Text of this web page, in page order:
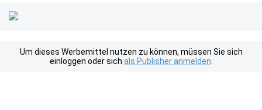
Um dieses Werbemittel nutzen zu können, müssen Sie sich
einloggen oder sich als Publisher anmelden